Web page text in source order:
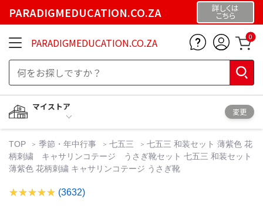
PARADIGMEDUCATION.CO.ZA 詳しくは
こちら
PARADIGMEDUCATION.CO.ZA 0
マイストア
変更
TOP 季節・年中行事 七五三
七五三 和装セット 薄紫色 花
柄刺繍 キャサリンコテージ うさぎ靴セット 七五三 和装セット
薄紫色 花柄刺繍 キャサリンコテージ うさぎ靴
(3632)